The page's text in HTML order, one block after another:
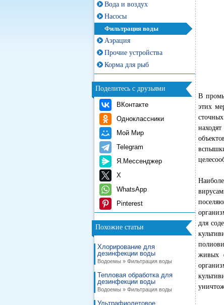
Вода и воздух
Насосы
Фильтрация воды
Аэрация
Прочие устройства
Корма для рыб
Поделитесь с друзьями
ВКонтакте
Одноклассники
Мой Мир
Telegram
Я.Мессенджер
X
WhatsApp
Pinterest
Похожие статьи
Хлорирование для
дезинфекции воды
Водоемы » Фильтрация воды
Тепловая обработка для
дезинфекции воды
Водоемы » Фильтрация воды
Ультрафиолетовое
В
этих
для
живых